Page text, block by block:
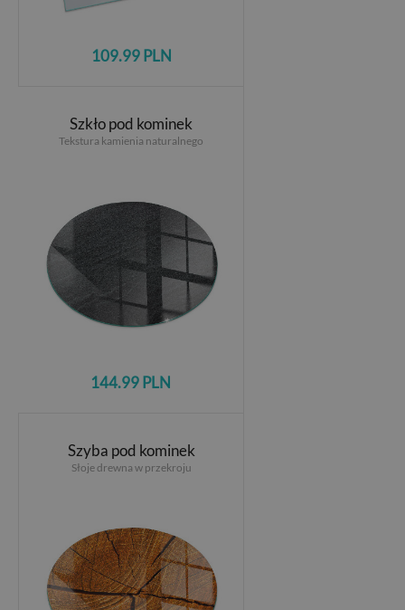
109.99 PLN
Szkło pod kominek
Tekstura kamienia naturalnego
144.99 PLN
Szyba pod kominek
Słoje drewna w przekroju